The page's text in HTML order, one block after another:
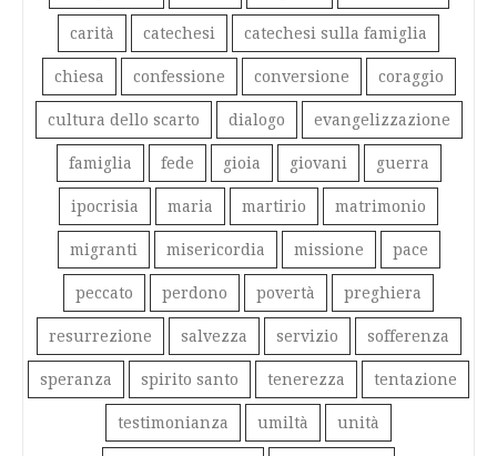
carità catechesi catechesi sulla famiglia
chiesa confessione conversione coraggio
cultura dello scarto dialogo evangelizzazione
famiglia fede gioia giovani guerra
ipocrisia maria martirio matrimonio
migranti misericordia missione pace
peccato perdono povertà preghiera
resurrezione salvezza servizio sofferenza
speranza spirito santo tenerezza tentazione
testimonianza umiltà unità